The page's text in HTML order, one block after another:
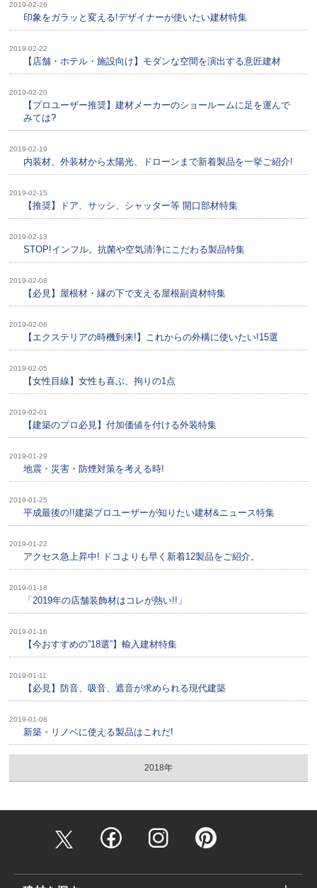
2019-02-26
印象をガラッと変える!デザイナーが使いたい建材特集
2019-02-22
【店舗・ホテル・施設向け】モダンな空間を演出する意匠建材
2019-02-20
【プロユーザー推奨】建材メーカーのショールームに足を運んで
みては?
2019-02-19
内装材、外装材から太陽光、ドローンまで新着製品を一挙ご紹介!
2019-02-15
【推奨】ドア、サッシ、シャッター等 開口部材特集
2019-02-13
STOP!インフル。抗菌や空気清浄にこだわる製品特集
2019-02-08
【必見】屋根材・縁の下で支える屋根副資材特集
2019-02-06
【エクステリアの時機到来!】これからの外構に使いたい!15選
2019-02-05
【女性目線】女性も喜ぶ、拘りの1点
2019-02-01
【建築のプロ必見】付加価値を付ける外装特集
2019-01-29
地震・災害・防煙対策を考える時!
2019-01-25
平成最後の!!建築プロユーザーが知りたい建材&ニュース特集
2019-01-22
アクセス急上昇中! ドコよりも早く新着12製品をご紹介。
2019-01-18
「2019年の店舗装飾材はコレが熱い!!」
2019-01-16
【今おすすめの”18選”】輸入建材特集
2019-01-11
【必見】防音、吸音、遮音が求められる現代建築
2019-01-08
新築・リノベに使える製品はこれだ!
2018年